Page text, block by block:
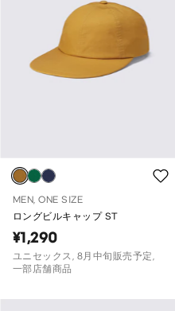
MEN, ONE SIZE
ロングビルキャップ ST
¥1,290
ユニセックス, 8月中旬販売予定,
一部店舗商品